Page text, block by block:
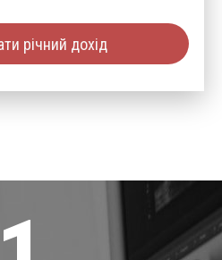
річний дохід